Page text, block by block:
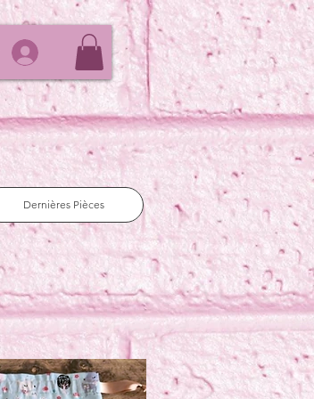
Dernières Pièces